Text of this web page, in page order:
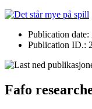
Publication
Publication ID.:
Fafo